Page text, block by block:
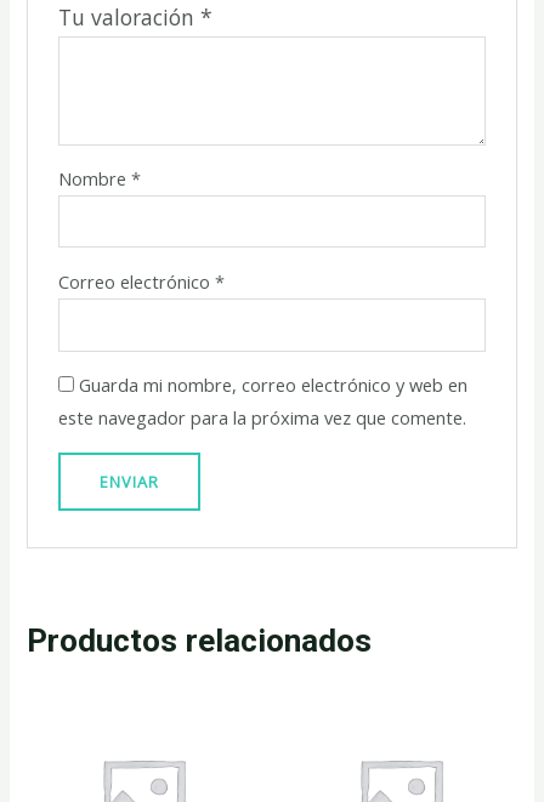
Tu valoración *
Nombre *
Correo electrónico *
Guarda mi nombre, correo electrónico y web en
este navegador para la próxima vez que comente.
Productos relacionados